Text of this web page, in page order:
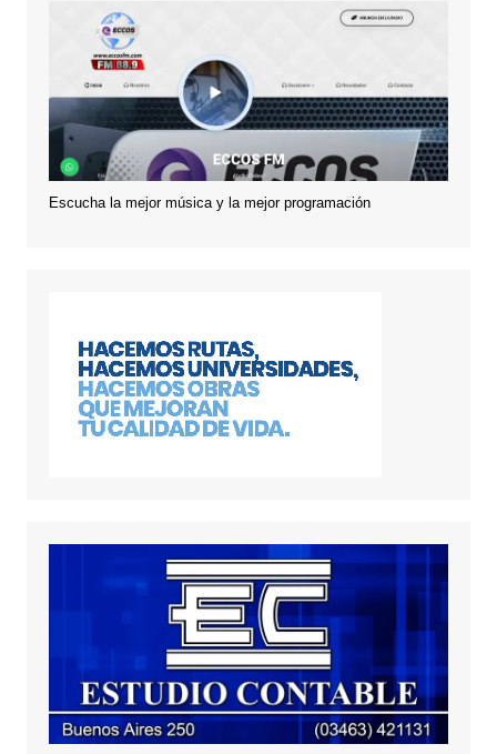
Escucha la mejor música y la mejor programación